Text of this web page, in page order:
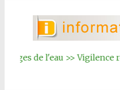
de l'eau >> Vigilence